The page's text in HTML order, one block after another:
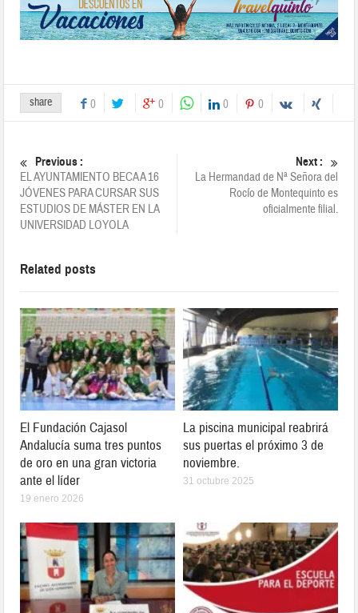
share 0 0 0 0
Previous :
EL AYUNTAMIENTO BECA A 16
JÓVENES PARA CURSAR SUS
ESTUDIOS DE MÁSTER EN LA
UNIVERSIDAD LOYOLA
Next :
La Hermandad de Nª Señora del
Rocío de Montequinto es
oficialmente filial.
Related posts
El Fundación Cajasol
Andalucía suma tres puntos
de oro en una gran victoria
ante el líder
19 enero 2026
La piscina municipal reabrirá
sus puertas el próximo 3 de
noviembre.
31 octubre 2025